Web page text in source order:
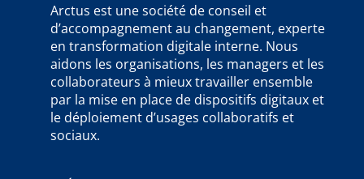
Arctus est une société de conseil et
d’accompagnement au changement, experte
en transformation digitale interne. Nous
aidons les organisations, les managers et les
collaborateurs à mieux travailler ensemble
par la mise en place de dispositifs digitaux et
le déploiement d’usages collaboratifs et
sociaux.